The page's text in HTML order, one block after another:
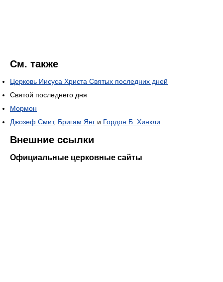
См. также
Церковь Иисуса Христа Святых последних дней
Святой последнего дня
Мормон
Джозеф Смит, Бригам Янг и Гордон Б. Хинкли
Внешние ссылки
Официальные церковные сайты